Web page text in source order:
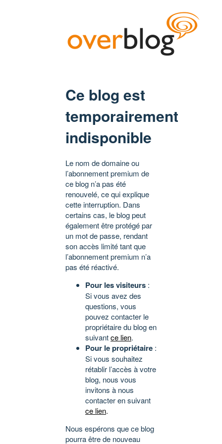
Ce blog est
temporairement
indisponible
Le nom de domaine ou
l’abonnement premium de
ce blog n’a pas été
renouvelé, ce qui explique
cette interruption. Dans
certains cas, le blog peut
également être protégé par
un mot de passe, rendant
son accès limité tant que
l’abonnement premium n’a
pas été réactivé.
Pour les visiteurs :
Si vous avez des
questions, vous
pouvez contacter le
propriétaire du blog en
suivantce lien.
Pour le propriétaire :
Si vous souhaitez
rétablir l’accès à votre
blog, nous vous
invitons à nous
contacter en suivant
ce lien.
Nous espérons que ce blog
pourra être de nouveau